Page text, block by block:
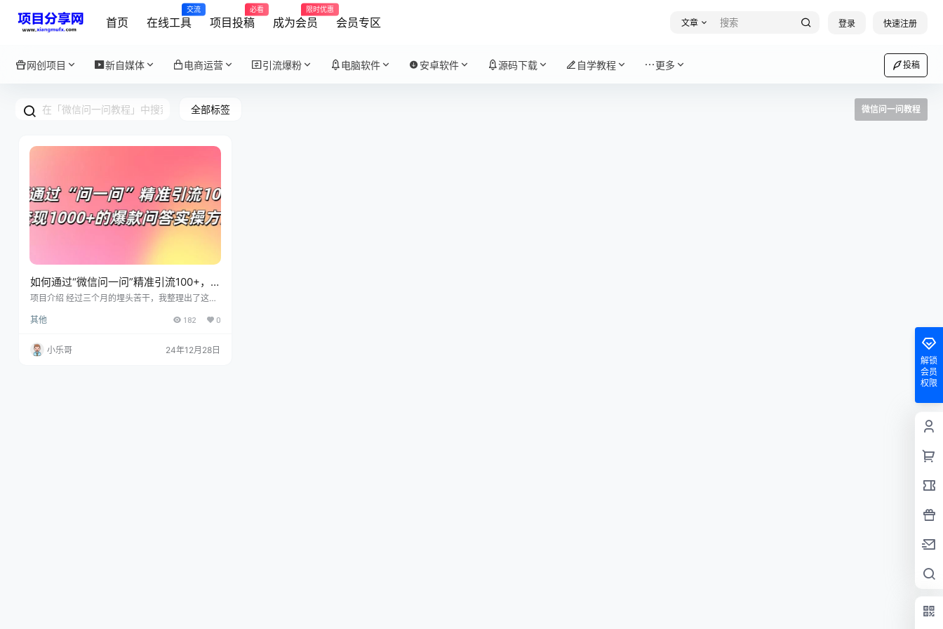
首页 在线工具
交流
项目投稿
必看
成为会员
限时优惠
会员专区 文章 登录 快速注册
网创项目 新自媒体 电商运营 引流爆粉 电脑软件 安卓软件 源码下载 自学教程 更多 投稿
全部标签 微信问一问教程
如何通过“微信问一问”精准引流100+，
变现1000+的爆款问答实操方法
项目介绍 经过三个月的埋头苦干，我整理出了这份
和窍门，希望你们能像吃大餐一样，细细品味，把
的实操教程当小菜，学习路上随时翻一翻，超级方
便！ 现在啊，“问一问”这块宝地可是火得不行，大
其他 182 0
小乐哥
24年12月28日
解锁
会员
权限